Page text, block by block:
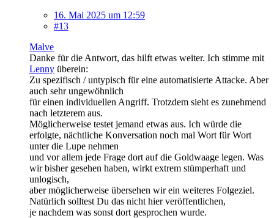
16. Mai 2025 um 12:59
#13
Malve
Danke für die Antwort, das hilft etwas weiter. Ich stimme mit
Lenny überein:
Zu spezifisch / untypisch für eine automatisierte Attacke. Aber
auch sehr ungewöhnlich
für einen individuellen Angriff. Trotzdem sieht es zunehmend
nach letzterem aus.
Möglicherweise testet jemand etwas aus. Ich würde die
erfolgte, nächtliche Konversation noch mal Wort für Wort
unter die Lupe nehmen
und vor allem jede Frage dort auf die Goldwaage legen. Was
wir bisher gesehen haben, wirkt extrem stümperhaft und
unlogisch,
aber möglicherweise übersehen wir ein weiteres Folgeziel.
Natürlich solltest Du das nicht hier veröffentlichen,
je nachdem was sonst dort gesprochen wurde.